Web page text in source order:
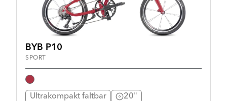
BYB P10
SPORT
Ultrakompakt faltbar
20"